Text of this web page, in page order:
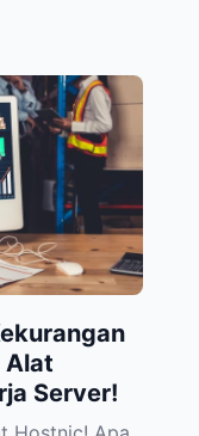
Alat
Server!